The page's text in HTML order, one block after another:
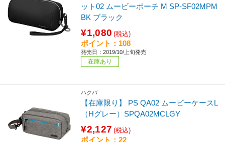
ット02 ムービーポーチ M SP-SF02MPM
BK ブラック
¥1,080 (税込)
ポイント：108
発売日：2019/10/上旬発売
在庫あり
ハクバ
【在庫限り】 PS QA02 ムービーケースL
（Hグレー）SPQA02MCLGY
¥2,127 (税込)
ポイント：22